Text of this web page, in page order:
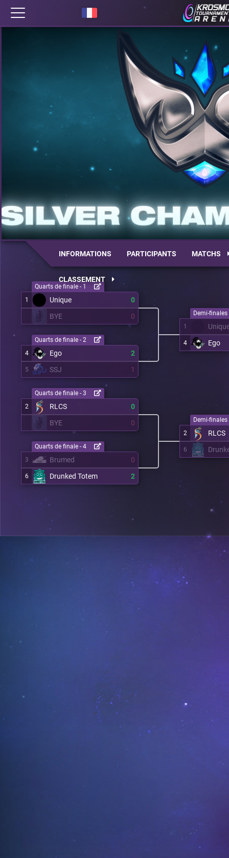
INFORMATIONS PARTICIPANTS MATCHS
CLASSEMENT
1 Unique
0
BYE
0
Quarts de finale - 1
4 Ego 2
5 SSJ 1
Quarts de finale - 2
2 RLCS
0
BYE
0
Quarts de finale - 3
3 Brumed 0
6 Drunked Totem 2
Quarts de finale - 4
1
4 Ego
Demi-finales
2 RLCS
6
Demi-finales